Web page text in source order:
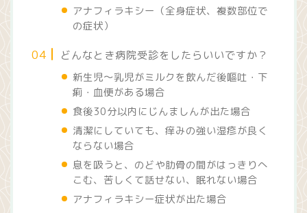
アナフィラキシー（全身症状、複数部位で
の症状）
どんなとき病院受診をしたらいいですか？
新生児～乳児がミルクを飲んだ後嘔吐・下
痢・血便がある場合
食後30分以内にじんましんが出た場合
清潔にしていても、痒みの強い湿疹が良く
ならない場合
息を吸うと、のどや肋骨の間がはっきりへ
こむ、苦しくて話せない、眠れない場合
アナフィラキシー症状が出た場合